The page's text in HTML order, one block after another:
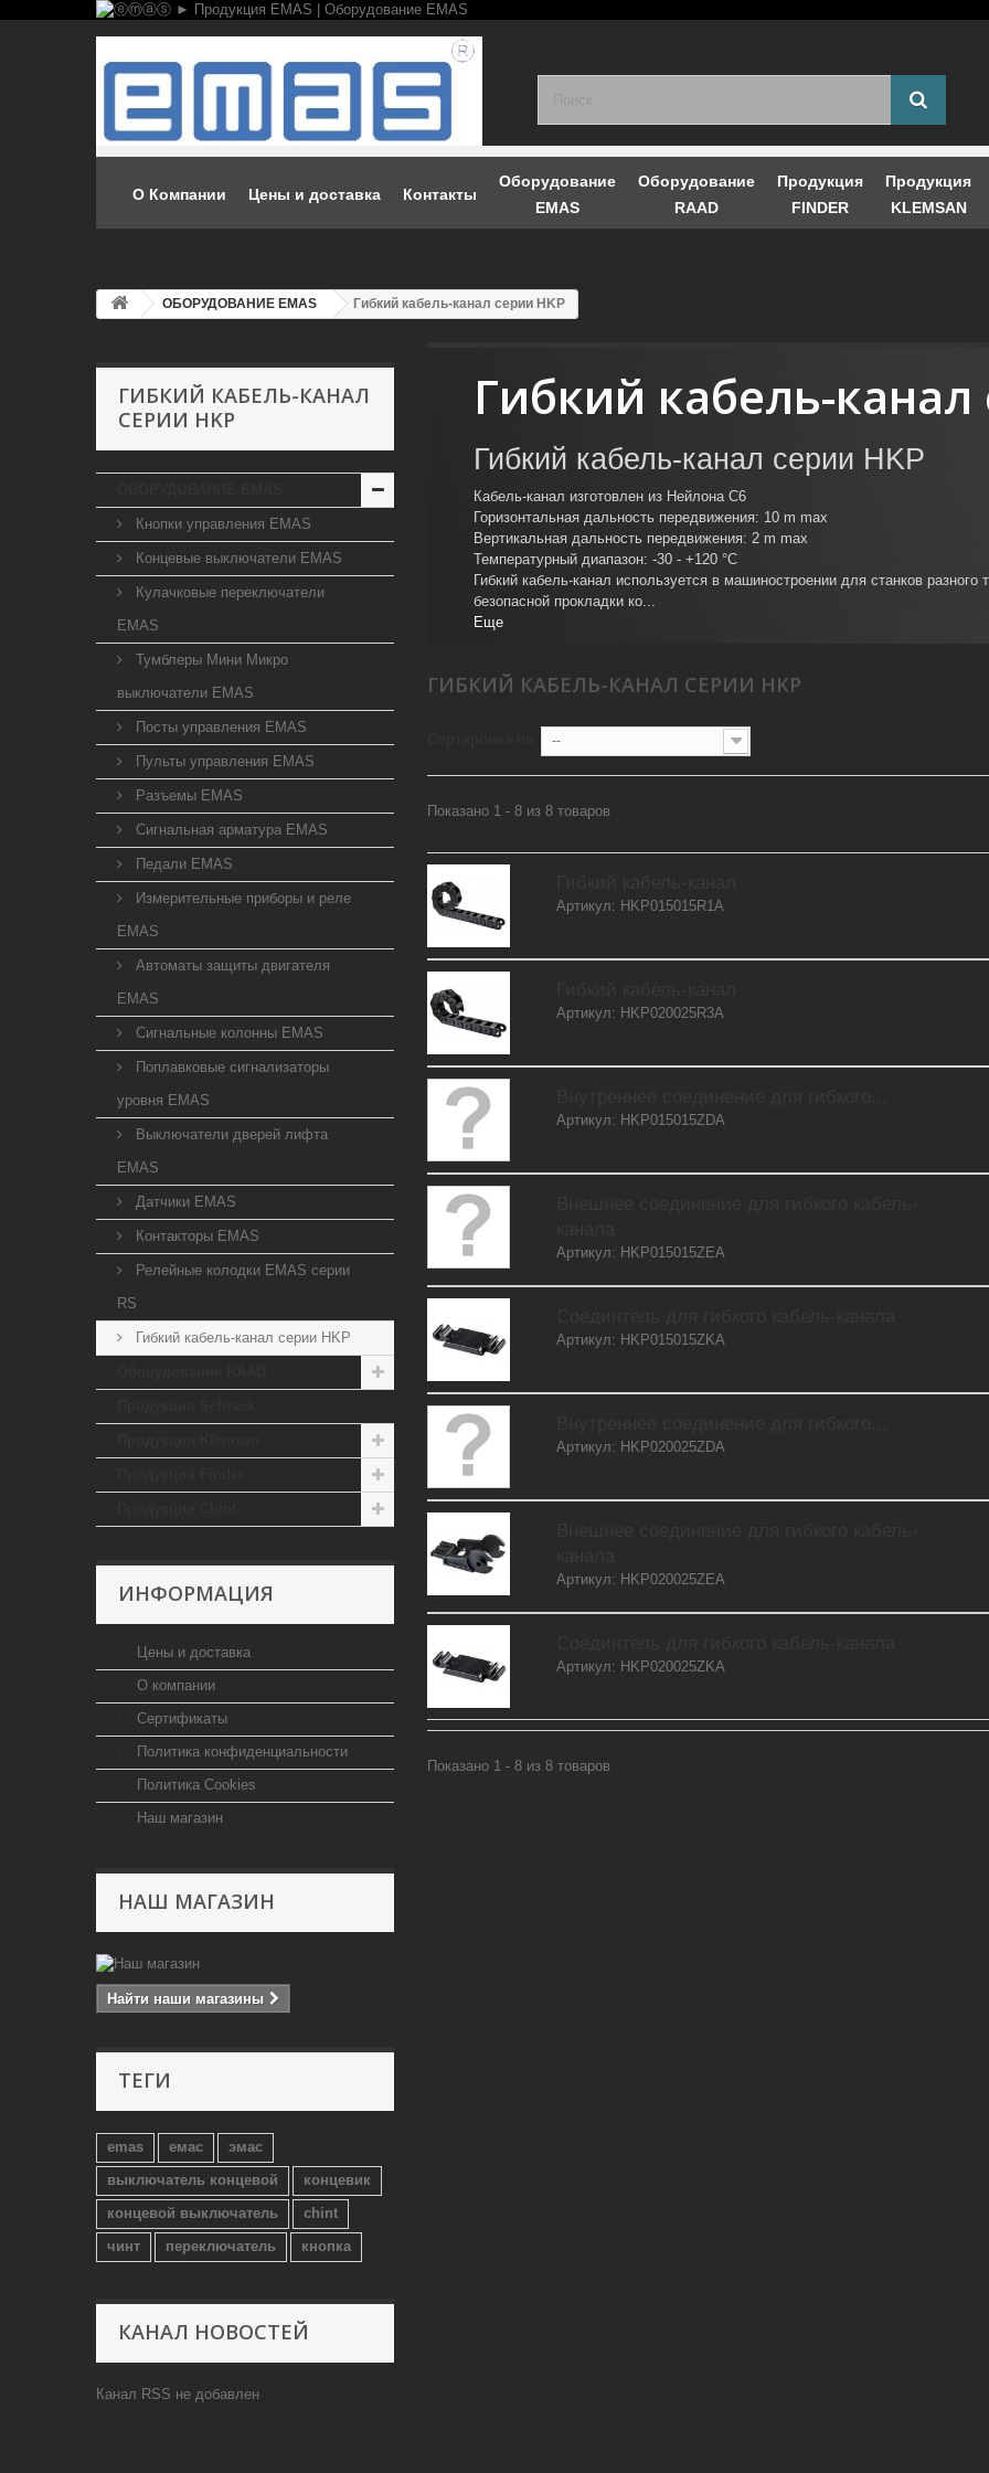
О Компании Цены и доставка Контакты
Оборудование
EMAS
Оборудование
RAAD
Продукция
FINDER
Продукция
KLEMSAN
ОБОРУДОВАНИЕ EMAS Гибкий кабель-канал серии HKP
ГИБКИЙ КАБЕЛЬ-КАНАЛ
СЕРИИ HKP
Кнопки управления EMAS
Концевые выключатели EMAS
Кулачковые переключатели
EMAS
Тумблеры Мини Микро
выключатели EMAS
Посты управления EMAS
Пульты управления EMAS
Разъемы EMAS
Сигнальная арматура EMAS
Педали EMAS
Измерительные приборы и реле
EMAS
Автоматы защиты двигателя
EMAS
Сигнальные колонны EMAS
Поплавковые сигнализаторы
уровня EMAS
Выключатели дверей лифта
EMAS
Датчики EMAS
Контакторы EMAS
Релейные колодки EMAS серии
RS
Гибкий кабель-канал серии HKP
ИНФОРМАЦИЯ
Цены и доставка
О компании
Сертификаты
Политика конфиденциальности
Политика Cookies
Наш магазин
НАШ МАГАЗИН
Найти наши магазины
ТЕГИ
emas емас
эмас
выключатель концевой
концевик
концевой выключатель
chint
чинт
переключатель кнопка
КАНАЛ НОВОСТЕЙ
Канал RSS не добавлен
Гибкий кабель-канал
Гибкий кабель-канал серии HKP
Кабель-канал изготовлен из Нейлона C6
Горизонтальная дальность передвижения: 10 m max
Вертикальная дальность передвижения: 2 m max
Температурный диапазон: -30 - +120 °C
Гибкий кабель-канал используется в машиностроении для станков
безопасной прокладки ко...
Еще
ГИБКИЙ КАБЕЛЬ-КАНАЛ СЕРИИ HKP
--
Показано 1 - 8 из 8 товаров
Артикул: HKP015015R1A
Артикул: HKP020025R3A
Артикул: HKP015015ZDA
Артикул: HKP015015ZEA
Артикул: HKP015015ZKA
Артикул: HKP020025ZDA
Артикул: HKP020025ZEA
Артикул: HKP020025ZKA
Показано 1 - 8 из 8 товаров